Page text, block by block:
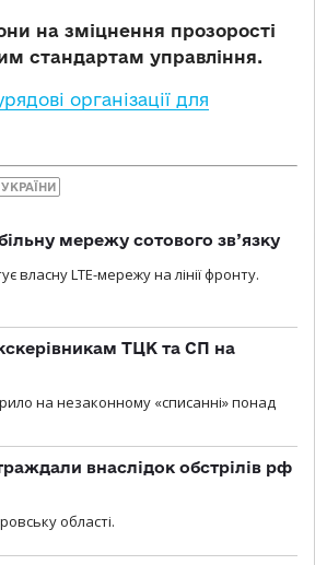
на зміцнення прозорості
стандартам управління.
організації для
мережу сотового зв’язку
LTE-мережу на лінії фронту.
ТЦК та СП на
на незаконному «списанні» понад
внаслідок обстрілів рф
області.